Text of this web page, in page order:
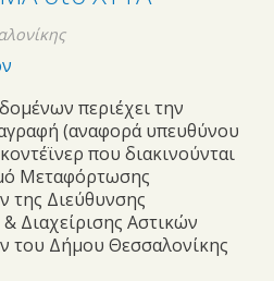
περιέχει την
(αναφορά υπευθύνου
που διακινούνται
Μεταφόρτωσης
της Διεύθυνσης
Διαχείρισης Αστικών
του Δήμου Θεσσαλονίκης